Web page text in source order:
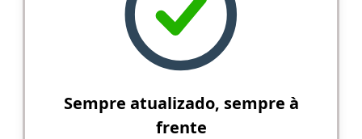
Sempre atualizado, sempre à
frente